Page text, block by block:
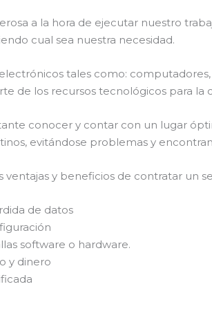
a la hora de ejecutar nuestro
cual sea nuestra necesidad.
tales como:
de los recursos tecnológicos para la
conocer y contar con un lugar
evitándose problemas y
ventajas y beneficios de contratar un
de datos
software o hardware.
dinero